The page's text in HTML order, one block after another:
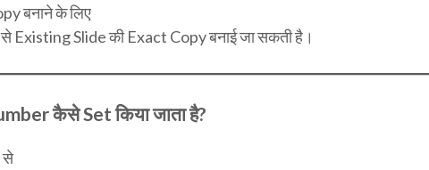
बनाने के लिए
Existing Slide की Exact Copy बनाई जा सकती है।
कैसे Set किया जाता है?
से